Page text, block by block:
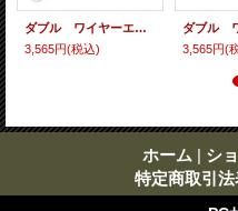
ダブル ワイヤーエンド ツール ２１１
3,565円(税込)
3,565円(
ホーム | シ
特定商取引法